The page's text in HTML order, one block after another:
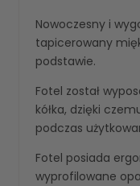
Nowoczesny i
tapicerowany
podstawie.
Fotel został
kółka, dzięki
podczas
Fotel posiada
wyprofilowane